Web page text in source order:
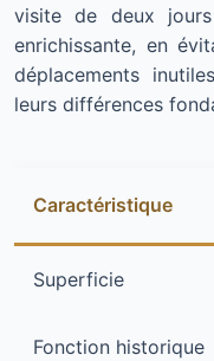
visite de deux
enrichissante, en
déplacements
leurs différences
Caractéristique
Superficie
Fonction historique